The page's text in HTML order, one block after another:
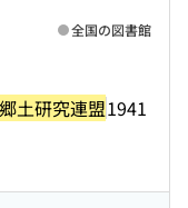
郷土研究連盟1941
全国の図書館